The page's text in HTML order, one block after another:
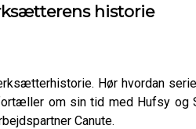
historie
Hør hvordan
om sin tid med Hufsy og
Canute.